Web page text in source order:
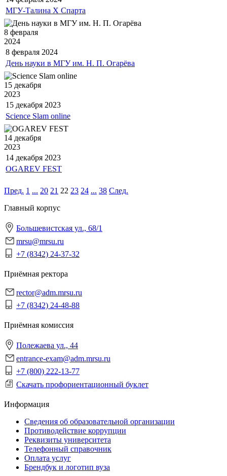
МГУ-Талина X Спарта
8 февраля
2024
8 февраля 2024
День науки в МГУ им. Н. П. Огарёва
15 декабря
2023
15 декабря 2023
Science Slam online
14 декабря
2023
14 декабря 2023
OGAREV FEST
Пред. 1 ... 20 21 22 23 24 ... 38 След.
Главный корпус
Большевистская ул., 68/1
mrsu@mrsu.ru
+7 (8342) 24-37-32
Приёмная ректора
rector@adm.mrsu.ru
+7 (8342) 24-48-88
Приёмная комиссия
Полежаева ул., 44
entrance-exam@adm.mrsu.ru
+7 (800) 222-13-77
Скачать профориентационный буклет
Информация
Сведения об образовательной организации
Противодействие коррупции
Реквизиты университета
Телефонный справочник
Оплата услуг
Брендбук и логотип вуза